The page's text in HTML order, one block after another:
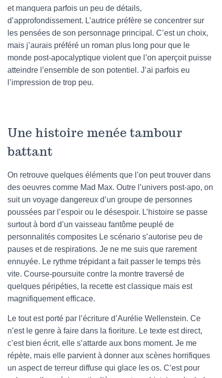
et manquera parfois un peu de détails,
d’approfondissement. L’autrice préfère se concentrer sur
les pensées de son personnage principal. C’est un choix,
mais j’aurais préféré un roman plus long pour que le
monde post-apocalyptique violent que l’on aperçoit puisse
atteindre l’ensemble de son potentiel. J’ai parfois eu
l’impression de trop peu.
Une histoire menée tambour
battant
On retrouve quelques éléments que l’on peut trouver dans
des oeuvres comme Mad Max. Outre l’univers post-apo, on
suit un voyage dangereux d’un groupe de personnes
poussées par l’espoir ou le désespoir. L’histoire se passe
surtout à bord d’un vaisseau fantôme peuplé de
personnalités composites Le scénario s’autorise peu de
pauses et de respirations. Je ne me suis que rarement
ennuyée. Le rythme trépidant a fait passer le temps très
vite. Course-poursuite contre la montre traversé de
quelques péripéties, la recette est classique mais est
magnifiquement efficace.
Le tout est porté par l’écriture d’Aurélie Wellenstein. Ce
n’est le genre à faire dans la fioriture. Le texte est direct,
c’est bien écrit, elle s’attarde aux bons moment. Je me
répète, mais elle parvient à donner aux scènes horrifiques
un aspect de terreur diffuse qui glace les os. C’est pour